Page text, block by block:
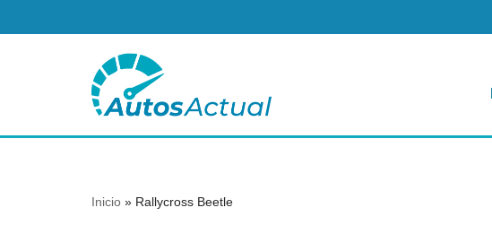
contenido
Inicio » Rallycross Beetle